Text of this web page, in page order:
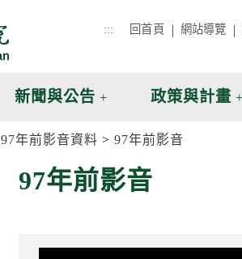
::: 回首頁 網站導覽
新聞與公告 政策與計畫
97年前影音資料 97年前影音
97年前影音